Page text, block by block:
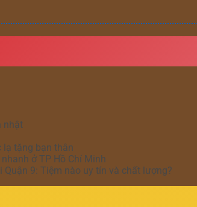
nhật
lạ tặng bạn thân
ở TP Hồ Chí Minh
Quận 9: Tiệm nào uy tín và chất lượng?